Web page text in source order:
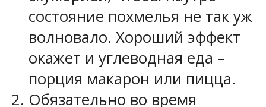
состояние похмелья не так уж
волновало. Хороший эффект
окажет и углеводная еда –
порция макарон или пицца.
Обязательно во время